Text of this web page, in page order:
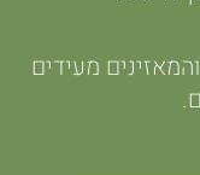
מעידים